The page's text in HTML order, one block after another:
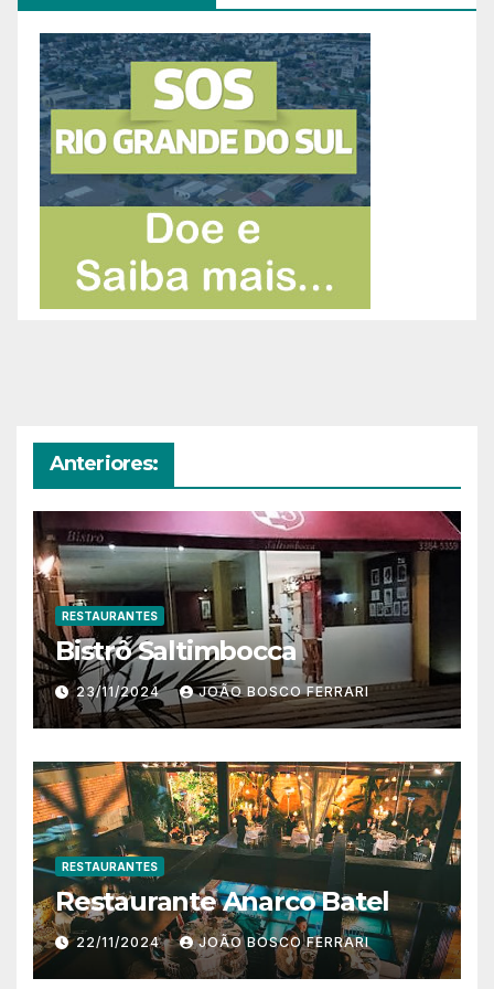
Anteriores:
RESTAURANTES
Bistrô Saltimbocca
23/11/2024 JOÃO BOSCO FERRARI
RESTAURANTES
Restaurante Anarco Batel
22/11/2024 JOÃO BOSCO FERRARI